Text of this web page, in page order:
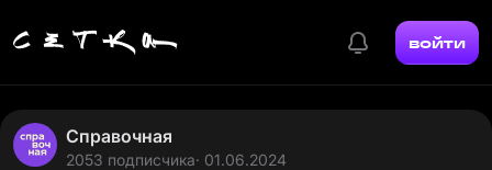
войти
Справочная
2053 подписчика· 01.06.2024